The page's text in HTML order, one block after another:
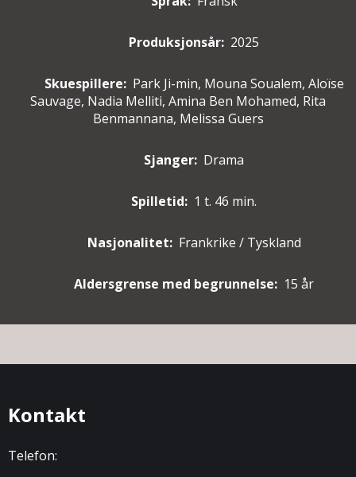
Produksjonsår: 2025
Skuespillere: Park Ji-min, Mouna Soualem, Aloïse
Sauvage, Nadia Melliti, Amina Ben Mohamed, Rita
Benmannana, Melissa Guers
Sjanger: Drama
Spilletid: 1 t. 46 min.
Nasjonalitet: Frankrike / Tyskland
Aldersgrense med begrunnelse: 15 år
Kontakt
Telefon: